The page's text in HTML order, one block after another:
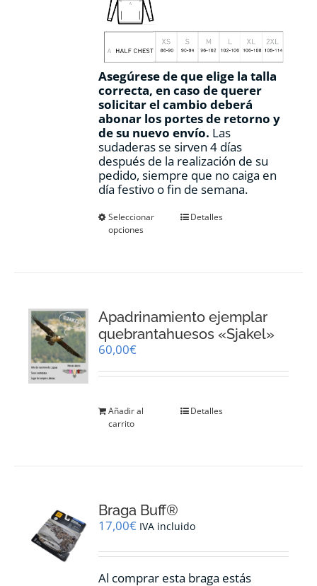
Asegúrese de que elige la talla
correcta, en caso de querer
solicitar el cambio deberá
abonar los portes de retorno y
de su nuevo envío. Las
sudaderas se sirven 4 días
después de la realización de su
pedido, siempre que no caiga en
día festivo o fin de semana.
Seleccionar
opciones
Este
se
pueden
la
producto
Detalles
Apadrinamiento ejemplar
quebrantahuesos «Sjakel»
60,00€
Añadir al
carrito
Detalles
Braga Buff®
17,00€ IVA incluido
Al comprar esta braga estás